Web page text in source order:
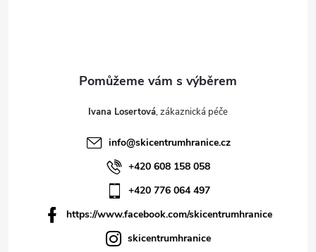
Ivana Losertová
info@skicentrumhranice.cz
+420 608 158 058
+420 776 064 497
https://www.facebook.com/skicentrumhranice
skicentrumhranice